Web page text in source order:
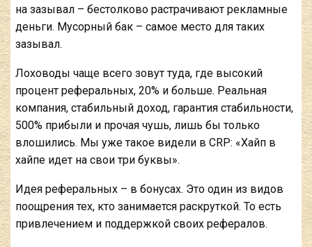
на зазывал – бестолково растрачивают рекламные
деньги. Мусорный бак – самое место для таких
зазывал.
Лоховоды чаще всего зовут туда, где высокий
процент реферальных, 20% и больше. Реальная
компания, стабильный доход, гарантия стабильности,
500% прибыли и прочая чушь, лишь бы только
влошились. Мы уже такое видели в CRP: «Хайп в
хайпе идет на свои три буквы».
Идея реферальных – в бонусах. Это один из видов
поощрения тех, кто занимается раскруткой. То есть
привлечением и поддержкой своих рефералов.